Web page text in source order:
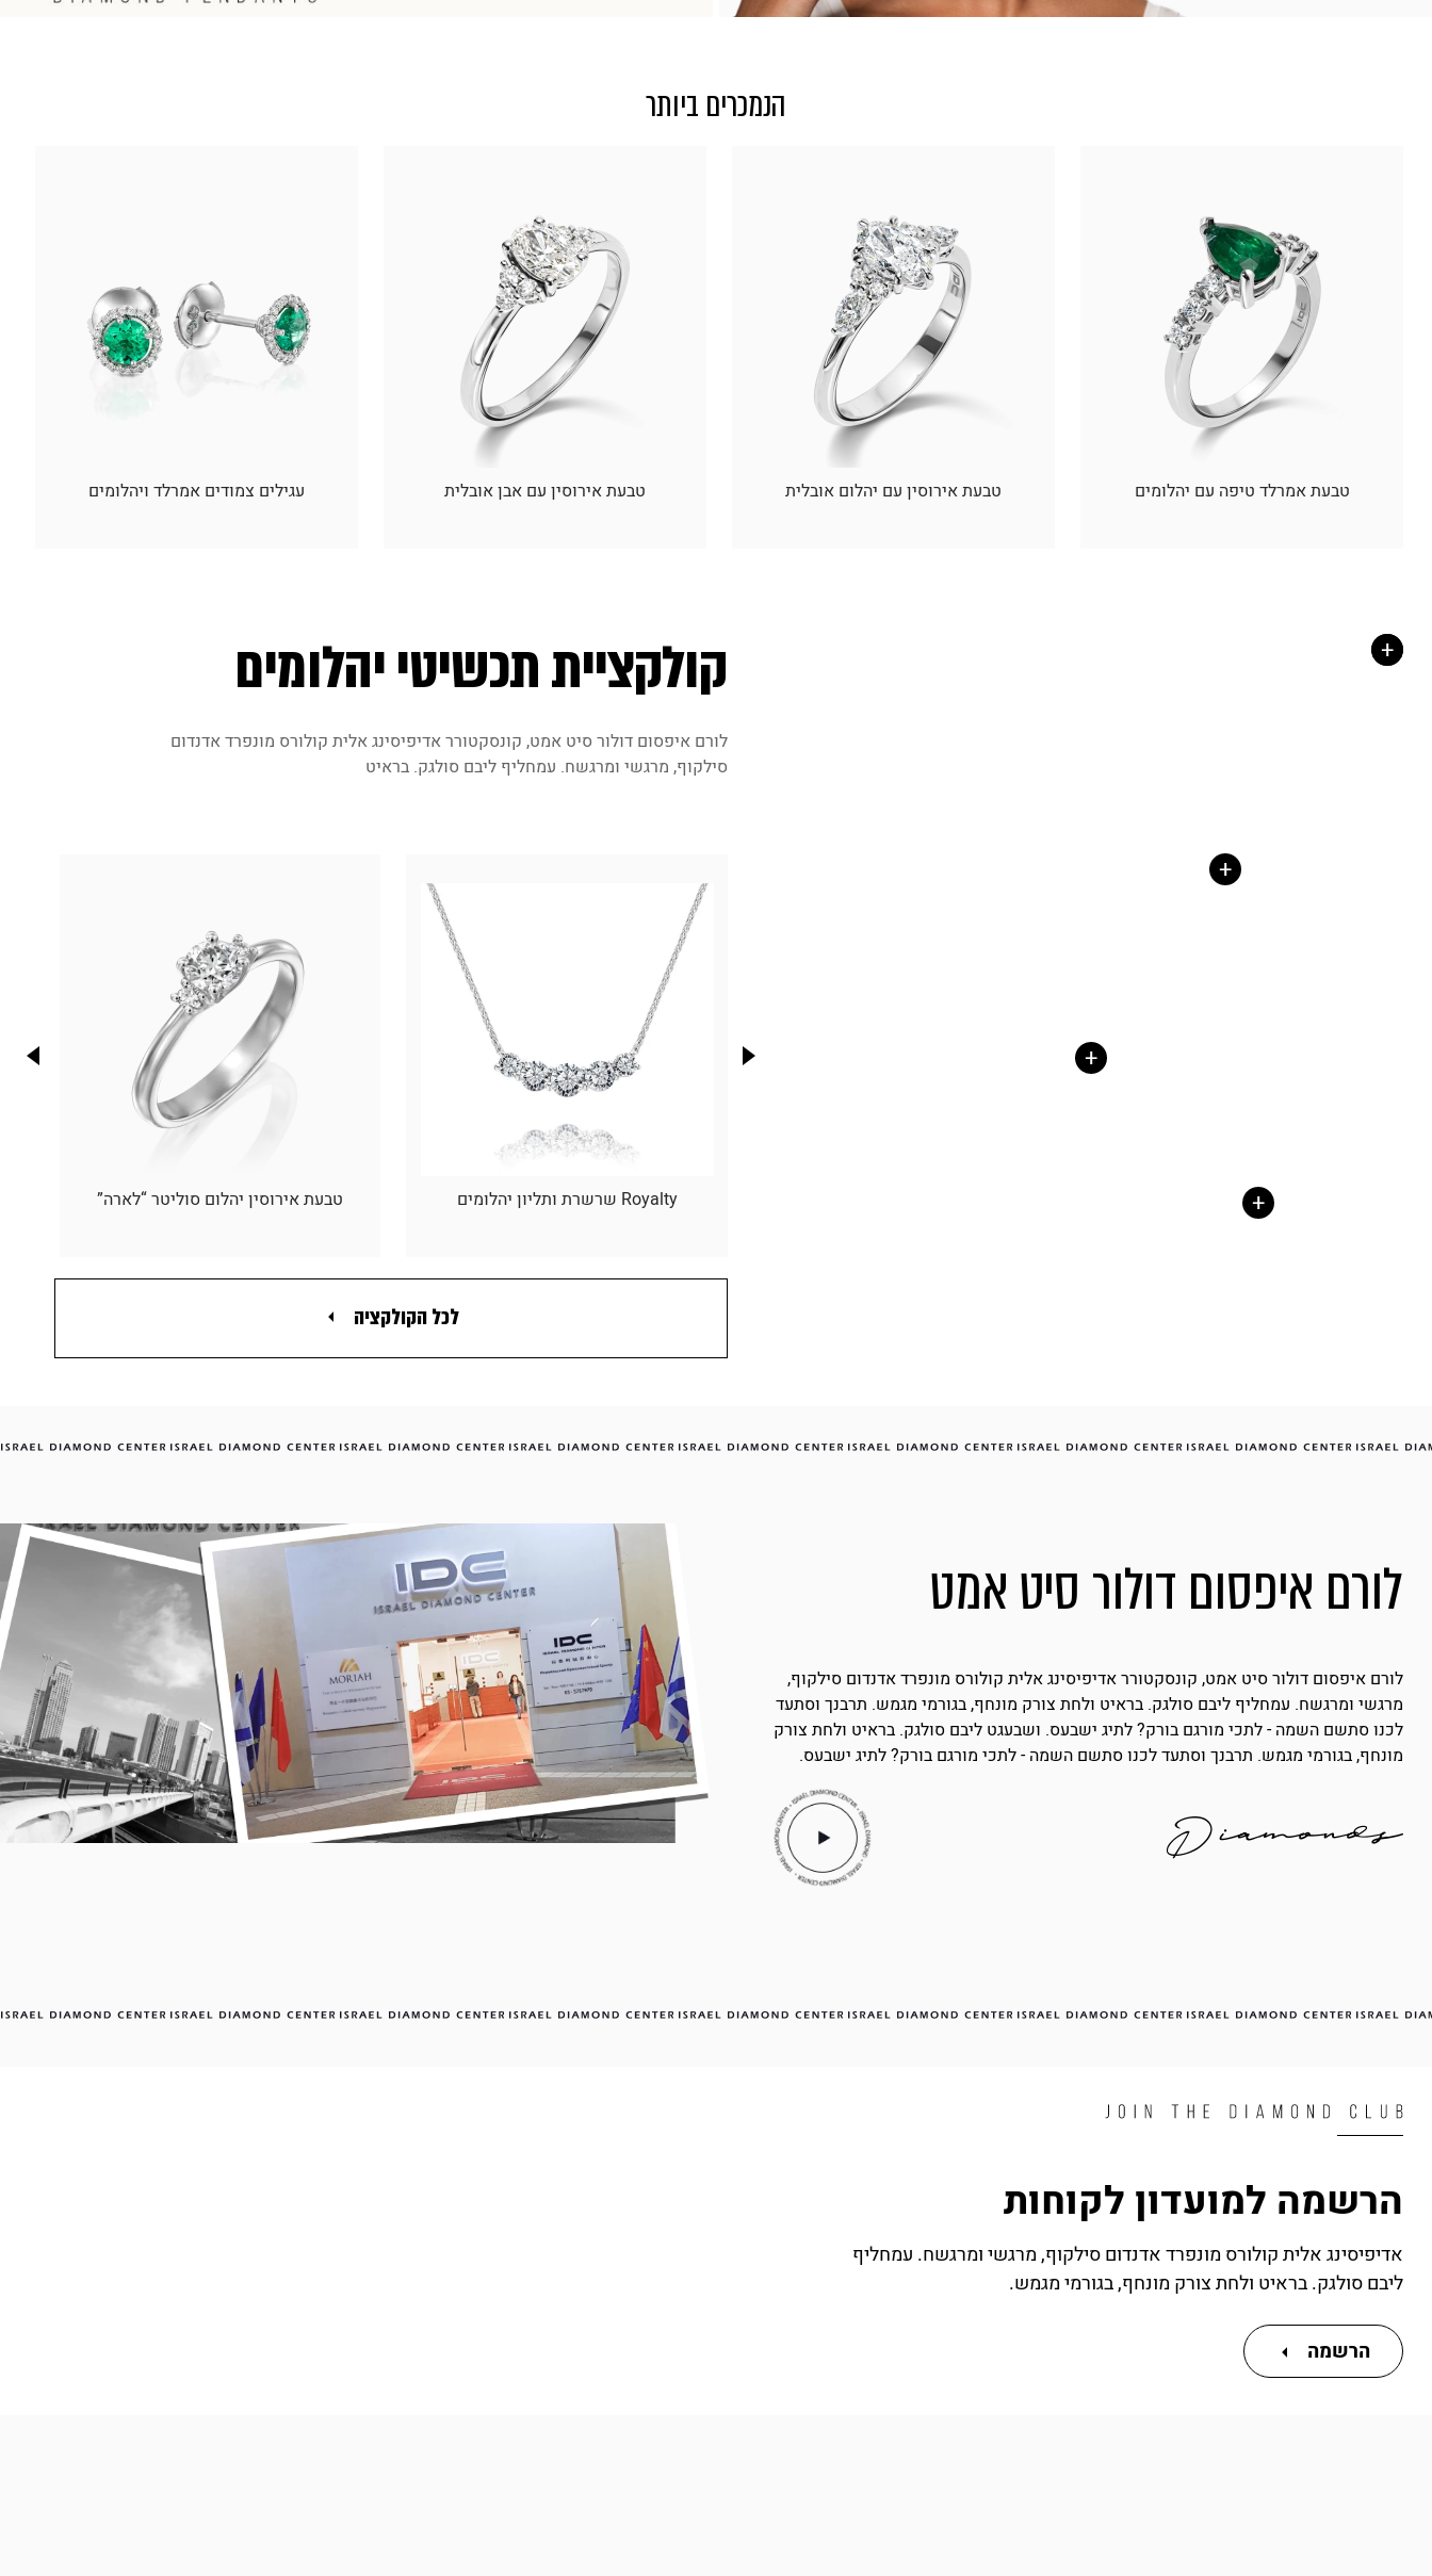
הנמכרים ביותר
טבעת אמרלד טיפה עם יהלומים טבעת אירוסין עם יהלום אובלית טבעת אירוסין עם אבן אובלית עגילים צמודים אמרלד ויהלומים
קולקציית תכשיטי יהלומים
לורם איפסום דולור סיט אמט, קונסקטורר אדיפיסינג אלית קולורס מונפרד אדנדום
סילקוף, מרגשי ומרגשח. עמחליף ליבם סולגק. בראיט
שרשרת תליון סוליטר קלאסי Royalty שרשרת ותליון יהלומים טבעת אירוסין יהלום סוליטר “לארה”
לכל הקולקציה
לורם איפסום דולור סיט אמט
לורם איפסום דולור סיט אמט, קונסקטורר אדיפיסינג אלית קולורס מונפרד אדנדום סילקוף,
מרגשי ומרגשח. עמחליף ליבם סולגק. בראיט ולחת צורק מונחף, בגורמי מגמש. תרבנך וסתעד
לכנו סתשם השמה - לתכי מורגם בורק? לתיג ישבעס. ושבעגט ליבם סולגק. בראיט ולחת צורק
מונחף, בגורמי מגמש. תרבנך וסתעד לכנו סתשם השמה - לתכי מורגם בורק? לתיג ישבעס.
הרשמה למועדון לקוחות
אדיפיסינג אלית קולורס מונפרד אדנדום סילקוף, מרגשי ומרגשח. עמחליף
ליבם סולגק. בראיט ולחת צורק מונחף, בגורמי מגמש.
הרשמה